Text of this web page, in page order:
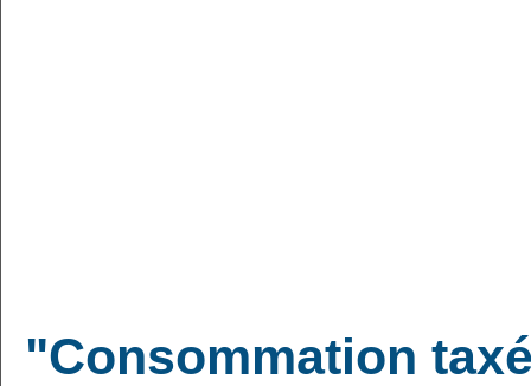
"Consommation